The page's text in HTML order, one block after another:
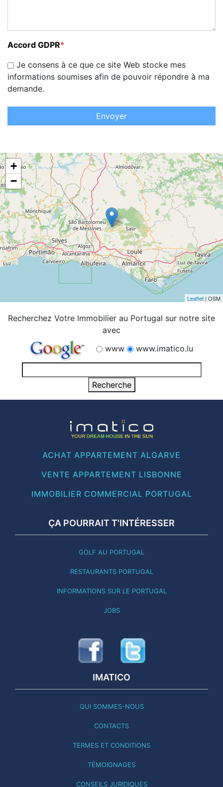
Accord GDPR*
Je consens à ce que ce site Web stocke mes
informations soumises afin de pouvoir répondre à ma
demande.
Envoyer
+
−
Leaflet | OSM
Recherchez Votre Immobilier au Portugal sur notre site
avec
www
www.imatico.lu
ACHAT APPARTEMENT ALGARVE
VENTE APPARTEMENT LISBONNE
IMMOBILIER COMMERCIAL PORTUGAL
ÇA POURRAIT T'INTÉRESSER
GOLF AU PORTUGAL
RESTAURANTS PORTUGAL
INFORMATIONS SUR LE PORTUGAL
JOBS
IMATICO
QUI SOMMES-NOUS
CONTACTS
TERMES ET CONDITIONS
TÉMOIGNAGES
CONSEILS JURIDIQUES